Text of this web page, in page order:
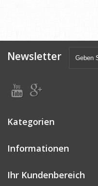
Newsletter
Kategorien
Informationen
Ihr Kundenbereich